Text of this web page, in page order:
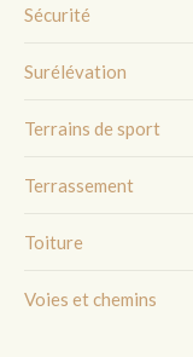
Sécurité
Surélévation
Terrains de sport
Terrassement
Toiture
Voies et chemins